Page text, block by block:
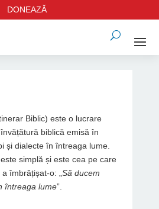
DONEAZĂ
Biblic) este o lucrare
biblică emisă în
și dialecte în întreaga lume.
simplă și este cea pe care
îmbrățișat-o: „ Să ducem
întreaga lume”.